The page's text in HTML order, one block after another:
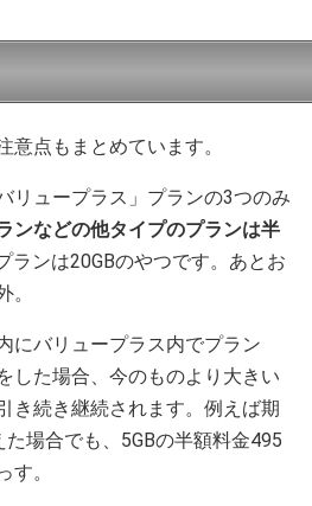
意点もまとめています。
リュープラス」プランの3つのみ
ンなどの他タイプのプランは半
ランは20GBのやつです。あとお
。
にバリュープラス内でプラン
した場合、今のものより大きい
き続き継続されます。例えば期
場合でも、5GBの半額料金495
す。